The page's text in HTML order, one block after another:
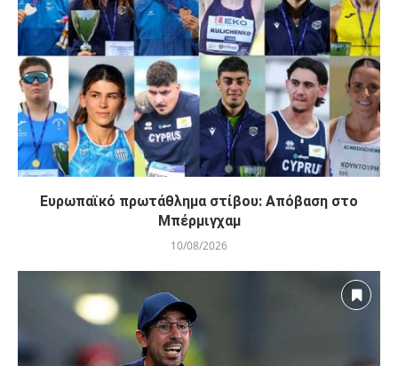
Ευρωπαϊκό πρωτάθλημα στίβου: Απόβαση στο
Μπέρμιγχαμ
10/08/2026